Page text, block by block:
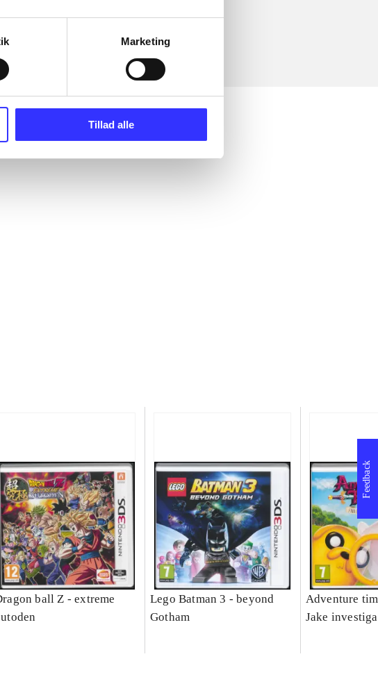
Marketing
Tillad alle
ball Z - extreme
Lego Batman 3 - beyond
Gotham
Adventure
Jake
Feedback